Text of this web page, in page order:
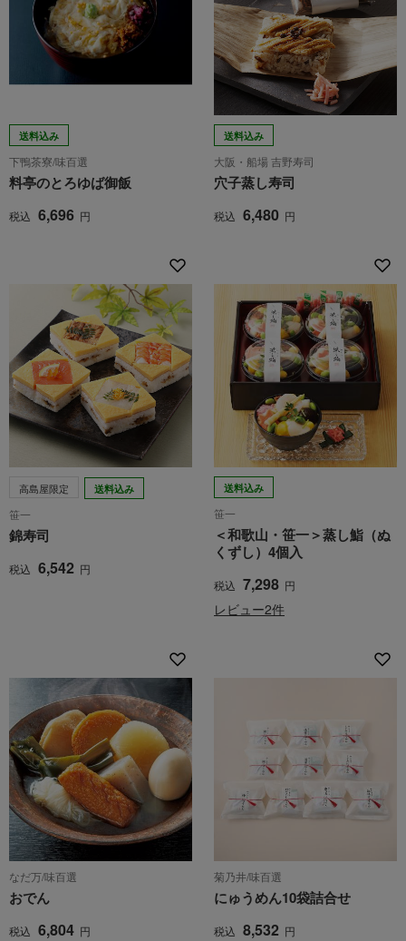
送料込み
下鴨茶寮/味百選
料亭のとろゆば御飯
税込 6,696 円
送料込み
大阪・船場 吉野寿司
穴子蒸し寿司
税込 6,480 円
高島屋限定 送料込み
笹一
錦寿司
税込 6,542 円
送料込み
笹一
＜和歌山・笹一＞蒸し鮨（ぬ
くずし）4個入
税込 7,298 円
レビュー2件
なだ万/味百選
おでん
税込 6,804 円
菊乃井/味百選
にゅうめん10袋詰合せ
税込 8,532 円